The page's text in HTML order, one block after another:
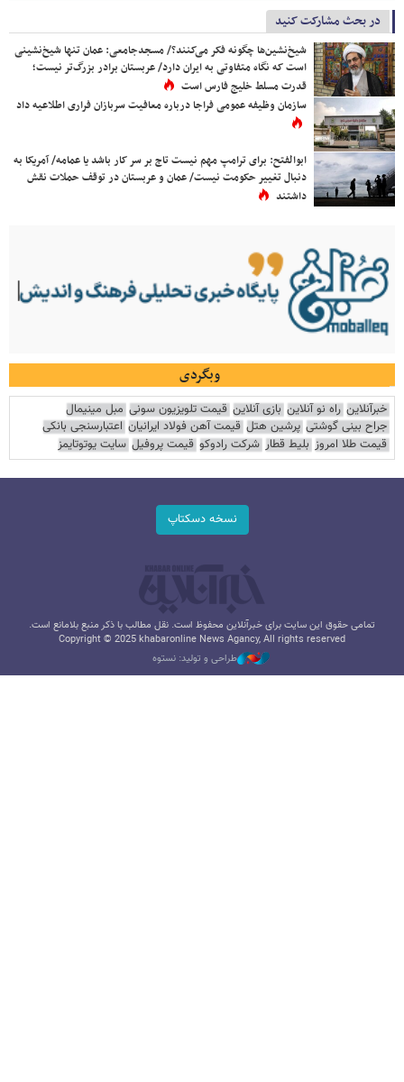
در بحث مشارکت کنید
شیخ‌نشین‌ها چگونه فکر می‌کنند؟/ مسجدجامعی: عمان تنها شیخ‌نشینی
است که نگاه متفاوتی به ایران دارد/ عربستان برادر بزرگ‌تر نیست؛
قدرت مسلط خلیج فارس است
سازمان وظیفه عمومی فراجا درباره معافیت سربازان فراری اطلاعیه داد
ابوالفتح: برای ترامپ مهم نیست تاج بر سر کار باشد یا عمامه/ آمریکا به
دنبال تغییر حکومت نیست/ عمان و عربستان در توقف حملات نقش
داشتند
وبگردی
خبرآنلاین راه نو آنلاین بازی آنلاین قیمت تلویزیون سونی مبل مینیمال
جراح بینی گوشتی پرشین هتل قیمت آهن فولاد ایرانیان اعتبارسنجی بانکی
قیمت طلا امروز بلیط قطار شرکت رادوکو قیمت پروفیل سایت یوتوتایمز
نسخه دسکتاپ
تمامی حقوق این سایت برای خبرآنلاین محفوظ است. نقل مطالب با ذکر منبع بلامانع است.
Copyright © 2025 khabaronline News Agancy, All rights reserved
طراحی و تولید: نستوه